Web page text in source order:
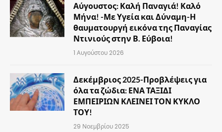
Αύγουστος: Καλή Παναγιά! Καλό
Μήνα! -Με Υγεία και Δύναμη-Η
θαυματουργή εικόνα της Παναγίας
Ντινιούς στην Β. Εύβοια!
1 Αυγούστου 2026
Δεκέμβριος 2025-Προβλέψεις για
όλα τα ζώδια: ΕΝΑ ΤΑΞΙΔΙ
ΕΜΠΕΙΡΙΩΝ ΚΛΕΙΝΕΙ ΤΟΝ ΚΥΚΛΟ
ΤΟΥ!
29 Νοεμβρίου 2025